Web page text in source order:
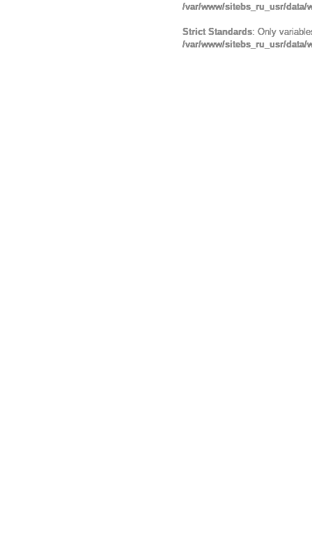
/var/www/sitebs_ru_usr/
Strict Standards: Only
/var/www/sitebs_ru_usr/